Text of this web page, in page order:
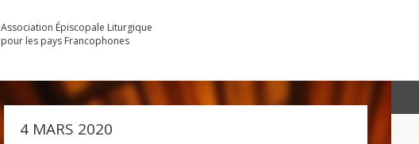
Association Épiscopale Liturgique
pour les pays Francophones
4 MARS 2020